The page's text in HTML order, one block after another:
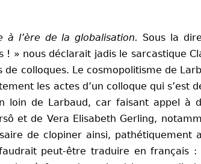
à l’ère de la globalisation. Sous la
! » nous déclarait jadis le sarcastique
colloques. Le cosmopolitisme de
les actes d’un colloque qui s’est
loin de Larbaud, car faisant appel à
et de Vera Elisabeth Gerling,
de clopiner ainsi, pathétiquement
peut-être traduire en français :